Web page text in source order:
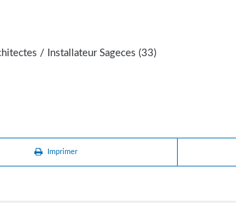
/ Installateur Sageces (33)
Imprimer